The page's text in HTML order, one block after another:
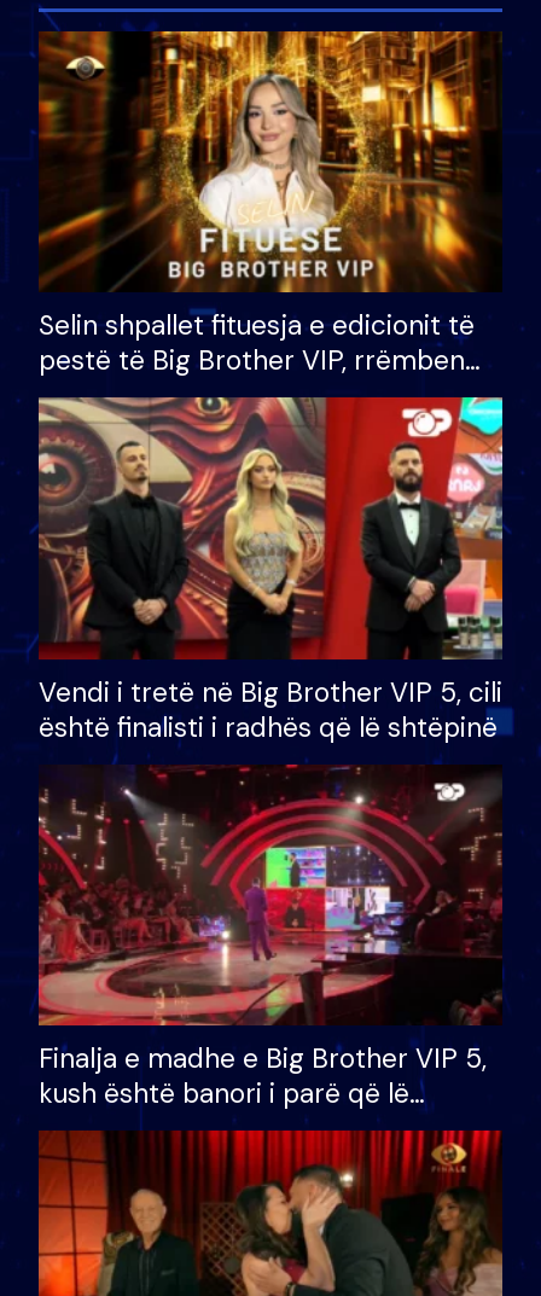
Selin shpallet fituesja e edicionit të
pestë të Big Brother VIP, rrëmben
çmimin e madh prej 100 mijë eurosh
Vendi i tretë në Big Brother VIP 5, cili
është finalisti i radhës që lë shtëpinë
Finalja e madhe e Big Brother VIP 5,
kush është banori i parë që lë
shtëpinë dhe humb mundësinë për
të fituar çmimin e madh